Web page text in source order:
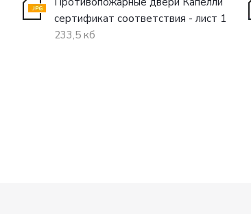
сертификат соответствия - лист 1
233,5 кб